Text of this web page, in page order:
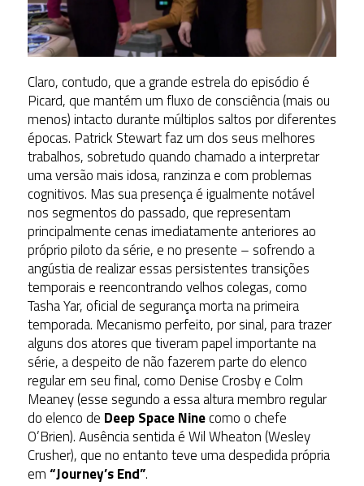
Claro, contudo, que a grande estrela do episódio é
Picard, que mantém um fluxo de consciência (mais ou
menos) intacto durante múltiplos saltos por diferentes
épocas. Patrick Stewart faz um dos seus melhores
trabalhos, sobretudo quando chamado a interpretar
uma versão mais idosa, ranzinza e com problemas
cognitivos. Mas sua presença é igualmente notável
nos segmentos do passado, que representam
principalmente cenas imediatamente anteriores ao
próprio piloto da série, e no presente – sofrendo a
angústia de realizar essas persistentes transições
temporais e reencontrando velhos colegas, como
Tasha Yar, oficial de segurança morta na primeira
temporada. Mecanismo perfeito, por sinal, para trazer
alguns dos atores que tiveram papel importante na
série, a despeito de não fazerem parte do elenco
regular em seu final, como Denise Crosby e Colm
Meaney (esse segundo a essa altura membro regular
do elenco de Deep Space Ninecomo o chefe
O’Brien). Ausência sentida é Wil Wheaton (Wesley
Crusher), que no entanto teve uma despedida própria
em“Journey’s End”.